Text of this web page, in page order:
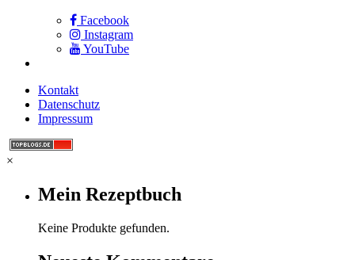
Facebook
Instagram
YouTube
Kontakt
Datenschutz
Impressum
×
Mein Rezeptbuch
Keine Produkte gefunden.